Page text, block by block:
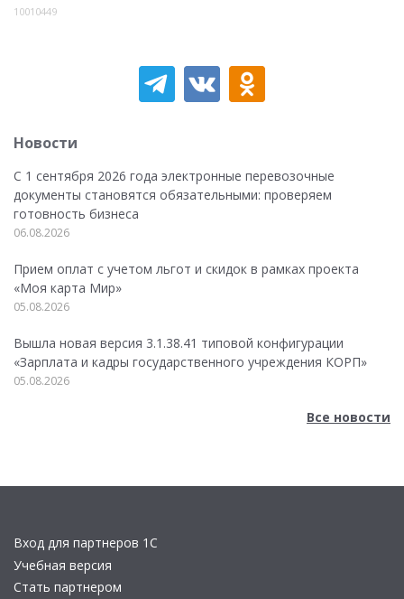
10010449
Новости
С 1 сентября 2026 года электронные перевозочные
документы становятся обязательными: проверяем
готовность бизнеса
06.08.2026
Прием оплат с учетом льгот и скидок в рамках проекта
«Моя карта Мир»
05.08.2026
Вышла новая версия 3.1.38.41 типовой конфигурации
«Зарплата и кадры государственного учреждения КОРП»
05.08.2026
Все новости
Вход для партнеров 1С
Учебная версия
Стать партнером